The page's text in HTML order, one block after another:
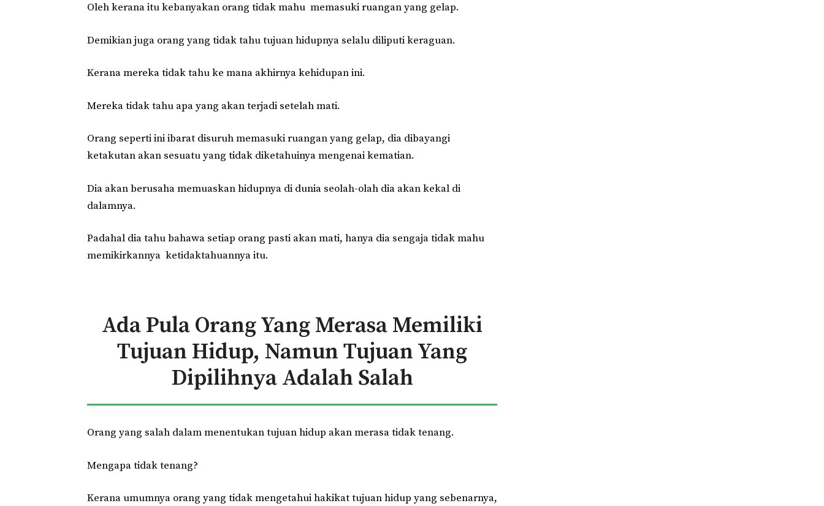
Oleh kerana itu kebanyakan orang tidak mahu memasuki ruangan yang gelap.
Demikian juga orang yang tidak tahu tujuan hidupnya selalu diliputi keraguan.
Kerana mereka tidak tahu ke mana akhirnya kehidupan ini.
Mereka tidak tahu apa yang akan terjadi setelah mati.
Orang seperti ini ibarat disuruh memasuki ruangan yang gelap, dia dibayangi
ketakutan akan sesuatu yang tidak diketahuinya mengenai kematian.
Dia akan berusaha memuaskan hidupnya di dunia seolah-olah dia akan kekal di
dalamnya.
Padahal dia tahu bahawa setiap orang pasti akan mati, hanya dia sengaja tidak mahu
memikirkannya ketidaktahuannya itu.
Ada Pula Orang Yang Merasa Memiliki
Tujuan Hidup, Namun Tujuan Yang
Dipilihnya Adalah Salah
Orang yang salah dalam menentukan tujuan hidup akan merasa tidak tenang.
Mengapa tidak tenang?
Kerana umumnya orang yang tidak mengetahui hakikat tujuan hidup yang sebenarnya,